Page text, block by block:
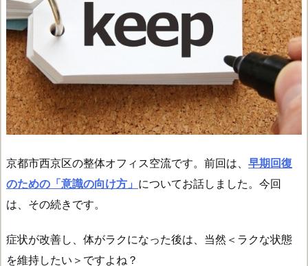
京都市西京区の整体オフィス空流です。前回は、 早期回復
のための「意識の向け方」 についてお話しました。今回
は、その続きです。
症状が改善し、体がラクになった後は、当然＜ラクな状態
を維持したい＞ですよね？